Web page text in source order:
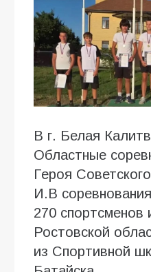
В г. Белая
Областные
Героя
И.В
270 спортсменов
Ростовской
из Спортивной